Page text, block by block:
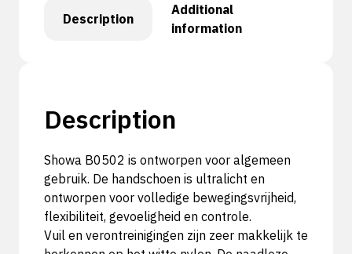
Description
Additional
information
Description
Showa B0502 is ontworpen voor algemeen
gebruik. De handschoen is ultralicht en
ontworpen voor volledige bewegingsvrijheid,
flexibiliteit, gevoeligheid en controle.
Vuil en verontreinigingen zijn zeer makkelijk te